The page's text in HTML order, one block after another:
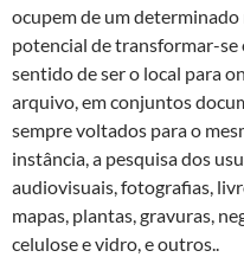
ocupem de um
potencial de transformar-se
sentido de ser o local para
arquivo, em conjuntos
sempre voltados para o
instância, a pesquisa dos
audiovisuais, fotografias,
mapas, plantas, gravuras,
celulose e vidro, e outros..